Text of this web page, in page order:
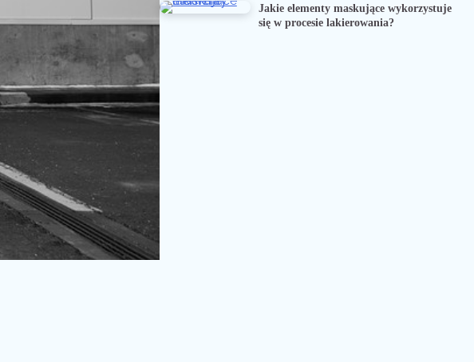
Jakie elementy maskujące wykorzystuje
się w procesie lakierowania?